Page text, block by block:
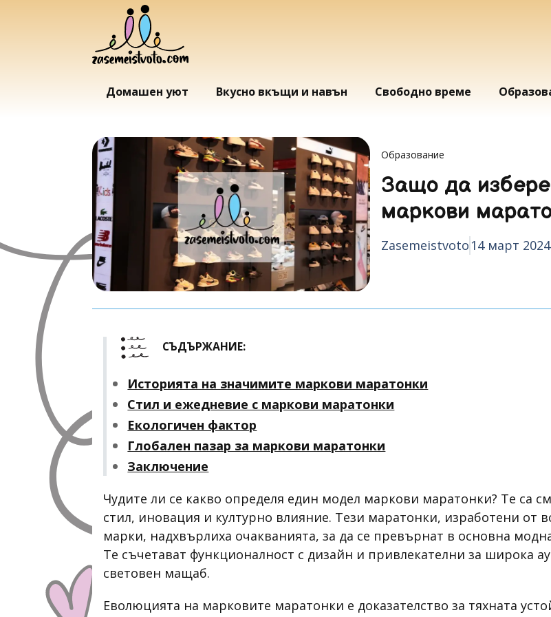
Домашен уют Вкусно вкъщи и навън Свободно време
Образование
Защо да
маркови
Zasemeistvoto 14 март 2024
СЪДЪРЖАНИЕ:
Историята на значимите маркови маратонки
Стил и ежедневие с маркови маратонки
Екологичен фактор
Глобален пазар за маркови маратонки
Заключение
Чудите ли се какво определя един модел маркови маратонки? Те са
стил, иновация и културно влияние. Тези маратонки, изработени от
марки, надхвърлиха очакванията, за да се превърнат в основна
Те съчетават функционалност с дизайн и привлекателни за широка
световен мащаб.
Еволюцията на марковите маратонки е доказателство за тяхната